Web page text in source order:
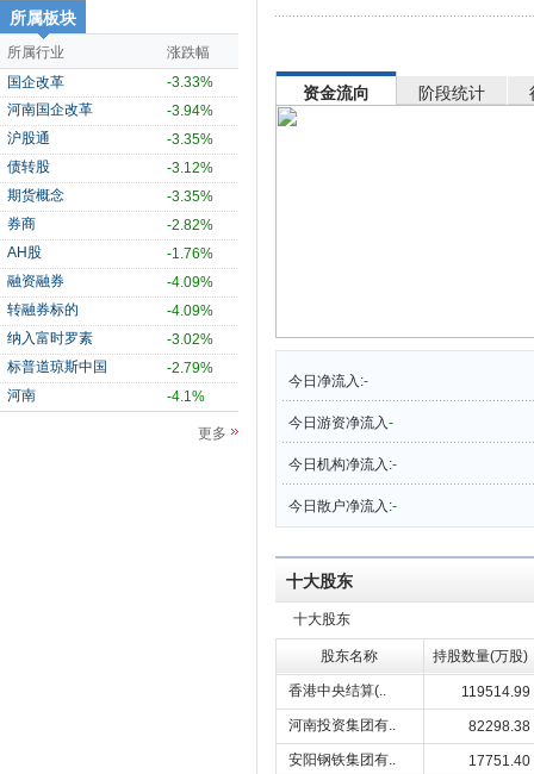
所属板块
所属行业
涨跌幅
国企改革
-3.33%
河南国企改革
-3.94%
沪股通
-3.35%
债转股
-3.12%
期货概念
-3.35%
券商
-2.82%
AH股
-1.76%
融资融券
-4.09%
转融券标的
-4.09%
纳入富时罗素
-3.02%
标普道琼斯中国
-2.79%
河南
-4.1%
更多
资金流向 阶段统计
今日净流入:-
今日游资净流入-
今日机构净流入:-
今日散户净流入:-
十大股东
十大股东
股东名称 持股数量(万股)
香港中央结算(..
119514.99
河南投资集团有..
82298.38
安阳钢铁集团有..
17751.40